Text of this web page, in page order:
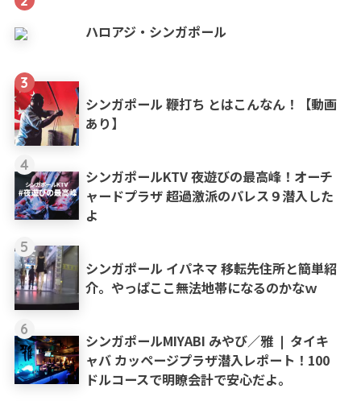
ハロアジ・シンガポール
3
シンガポール 鞭打ち とはこんなん！【動画
あり】
4
シンガポールKTV 夜遊びの最高峰！オーチ
ャードプラザ 超過激派のパレス９潜入した
よ
5
シンガポール イパネマ 移転先住所と簡単紹
介。やっぱここ無法地帯になるのかなｗ
6
シンガポールMIYABI みやび／雅 ❘ タイキ
ャバ カッページプラザ潜入レポート！100
ドルコースで明瞭会計で安心だよ。